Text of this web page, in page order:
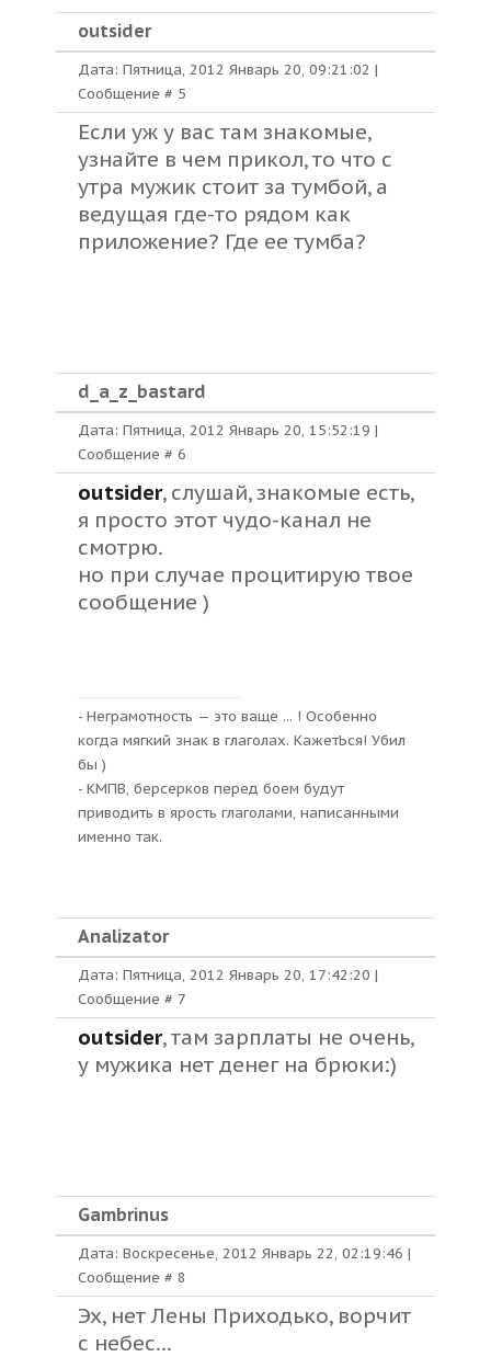
outsider
Дата: Пятница, 2012 Январь 20, 09:21:02 |
Сообщение # 5
Если уж у вас там знакомые,
узнайте в чем прикол, то что с
утра мужик стоит за тумбой, а
ведущая где-то рядом как
приложение? Где ее тумба?
d_a_z_bastard
Дата: Пятница, 2012 Январь 20, 15:52:19 |
Сообщение # 6
outsider, слушай, знакомые есть,
я просто этот чудо-канал не
смотрю.
но при случае процитирую твое
сообщение )
- Неграмотность — это ваще ... ! Особенно
когда мягкий знак в глаголах. КажетЬся! Убил
бы )
- КМПВ, берсерков перед боем будут
приводить в ярость глаголами, написанными
именно так.
Analizator
Дата: Пятница, 2012 Январь 20, 17:42:20 |
Сообщение # 7
outsider, там зарплаты не очень,
у мужика нет денег на брюки:)
Gambrinus
Дата: Воскресенье, 2012 Январь 22, 02:19:46 |
Сообщение # 8
Эх, нет Лены Приходько, ворчит
с небес...